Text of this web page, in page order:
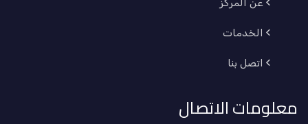
عن المركز
الخدمات
اتصل بنا
معلومات الاتصال